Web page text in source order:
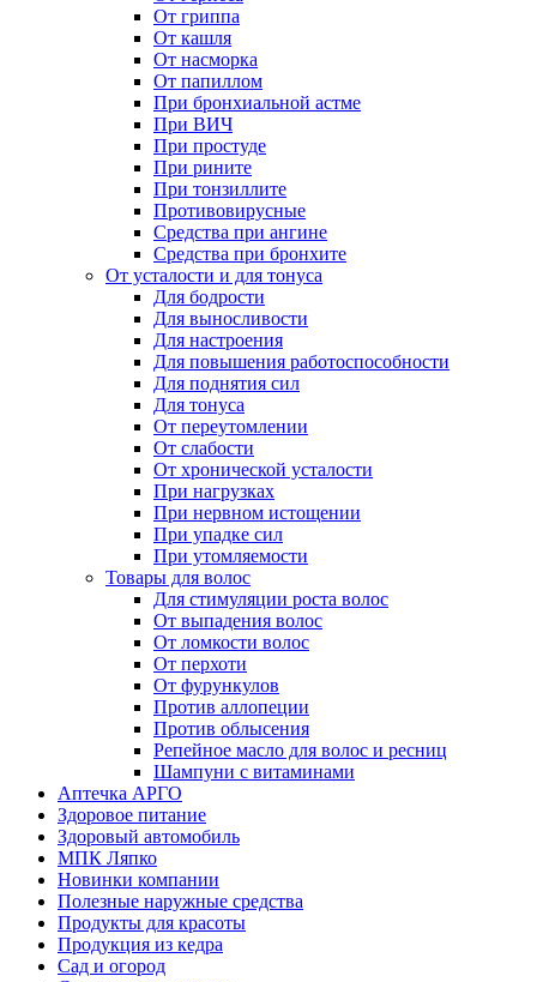
От гриппа
От кашля
От насморка
От папиллом
При бронхиальной астме
При ВИЧ
При простуде
При рините
При тонзиллите
Противовирусные
Средства при ангине
Средства при бронхите
От усталости и для тонуса
Для бодрости
Для выносливости
Для настроения
Для повышения работоспособности
Для поднятия сил
Для тонуса
От переутомлении
От слабости
От хронической усталости
При нагрузках
При нервном истощении
При упадке сил
При утомляемости
Товары для волос
Для стимуляции роста волос
От выпадения волос
От ломкости волос
От перхоти
От фурункулов
Против аллопеции
Против облысения
Репейное масло для волос и ресниц
Шампуни с витаминами
Аптечка АРГО
Здоровое питание
Здоровый автомобиль
МПК Ляпко
Новинки компании
Полезные наружные средства
Продукты для красоты
Продукция из кедра
Сад и огород